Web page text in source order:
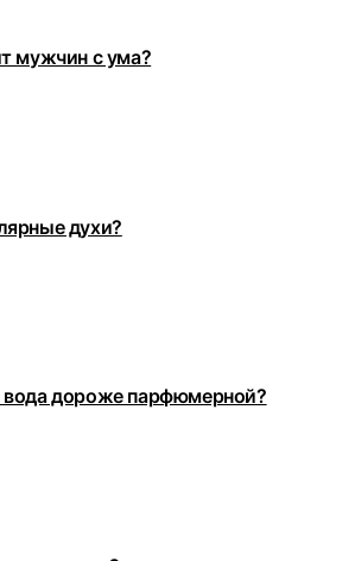
мужчин с ума?
духи?
вода дороже парфюмерной?